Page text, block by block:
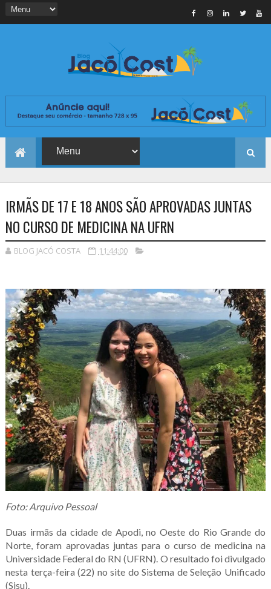
IRMÃS DE 17 E 18 ANOS SÃO APROVADAS JUNTAS
NO CURSO DE MEDICINA NA UFRN
BLOG JACÓ COSTA 11:44:00
Foto: Arquivo Pessoal
Duas irmãs da cidade de Apodi, no Oeste do Rio Grande do
Norte, foram aprovadas juntas para o curso de medicina na
Universidade Federal do RN (UFRN). O resultado foi divulgado
nesta terça-feira (22) no site do Sistema de Seleção Unificado
(Sisu).